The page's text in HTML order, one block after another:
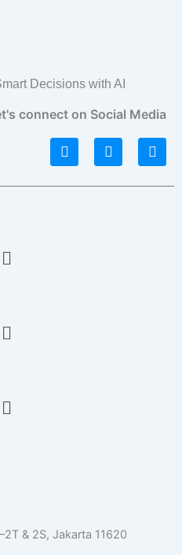
Decisions with AI
connect on Social Media
L
i
k
I
n
t
F
a
e
Menu
Menu
Menu
& 2S, Jakarta 11620